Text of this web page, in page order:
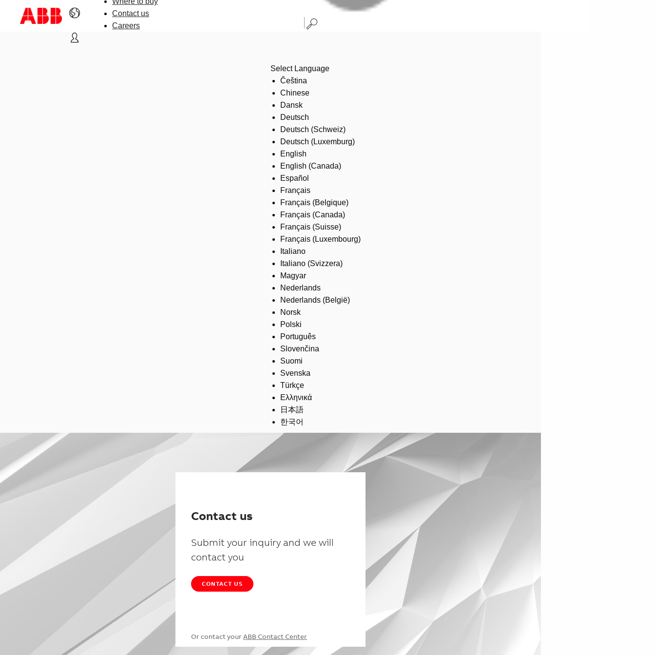
Contact us
Careers
Select Language
Čeština
Chinese
Dansk
Deutsch
Deutsch (Schweiz)
Deutsch (Luxemburg)
English
English (Canada)
Español
Français
Français (Belgique)
Français (Canada)
Français (Suisse)
Français (Luxembourg)
Italiano
Italiano (Svizzera)
Magyar
Nederlands
Nederlands (België)
Norsk
Polski
Português
Slovenčina
Suomi
Svenska
Türkçe
Ελληνικά
日本語
한국어
Contact us
Submit your inquiry and we will
contact you
CONTACT US
Or contact your ABB Contact Center